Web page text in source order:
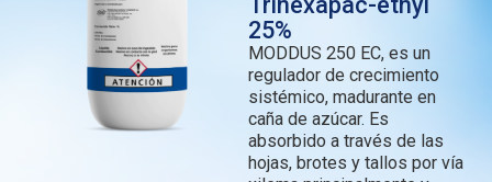
25%
MODDUS 250 EC, es un
regulador de crecimiento
sistémico, madurante en
caña de azúcar. Es
absorbido a través de las
hojas, brotes y tallos por vía